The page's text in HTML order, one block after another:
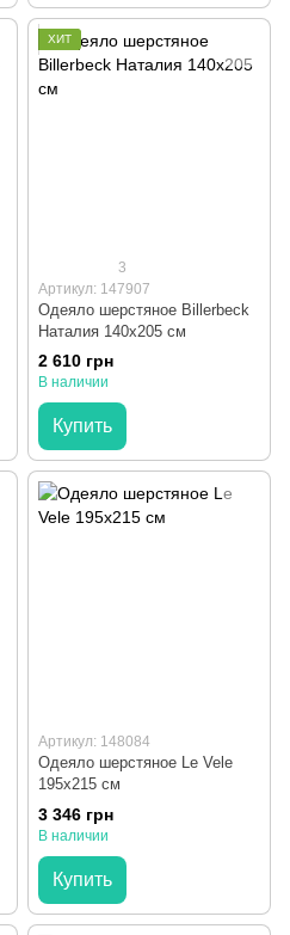
ХИТ
3
Артикул: 147907
Одеяло шерстяное Billerbeck
Наталия 140x205 см
2 610 грн
В наличии
Купить
Артикул: 148084
Одеяло шерстяное Le Vele
195x215 см
3 346 грн
В наличии
Купить